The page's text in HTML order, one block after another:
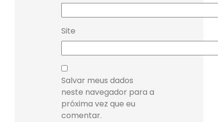
Site
Salvar meus dados
neste navegador para a
próxima vez que eu
comentar.